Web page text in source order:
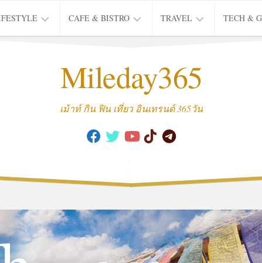
CAFE & BISTRO
CAFE
TRAVEL
THAI
TRIP
TECH &
Mileday365
เม้าท์ กิน ฟิน เที่ยว อินเทรนด์ 365วัน